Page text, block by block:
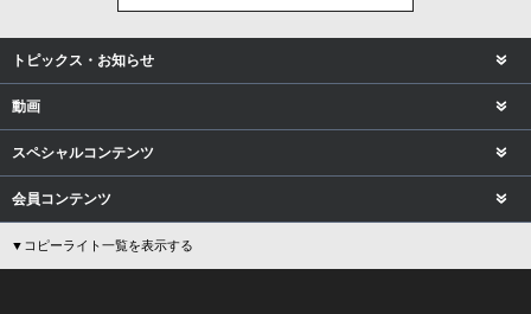
トピックス・お知らせ
動画
スペシャルコンテンツ
会員コンテンツ
▼コピーライト一覧を表示する